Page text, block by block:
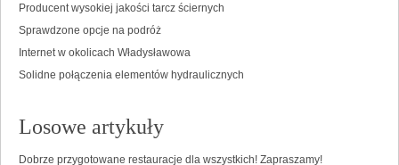
Producent wysokiej jakości tarcz ściernych
Sprawdzone opcje na podróż
Internet w okolicach Władysławowa
Solidne połączenia elementów hydraulicznych
Losowe artykuły
Dobrze przygotowane restauracje dla wszystkich! Zapraszamy!